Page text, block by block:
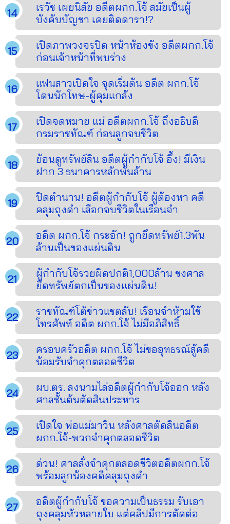
เรวัช เผยนิสัย อดีตผกก.โจ้ สมัยเป็นผู้
บังคับบัญชา เคยติดดารา!?
เปิดภาพวงจรปิด หน้าห้องขัง อดีตผกก.โจ้
ก่อนเจ้าหน้าที่พบร่าง
แฟนสาวเปิดใจ จุดเริ่มต้น อดีต ผกก.โจ้
โดนนักโทษ-ผู้คุมแกล้ง
เปิดจดหมาย แม่ อดีตผกก.โจ้ ถึงอธิบดี
กรมราชทัณฑ์ ก่อนลูกจบชีวิต
ย้อนดูทรัพย์สิน อดีตผู้กำกับโจ้ อึ้ง! มีเงิน
ฝาก 3 ธนาคารหลักพันล้าน
ปิดตำนาน! อดีตผู้กำกับโจ้ ผู้ต้องหา คดี
คลุมถุงดำ เลือกจบชีวิตในเรือนจำ
อดีต ผกก.โจ้ กระอัก! ถูกยึดทรัพย์1.3พัน
ล้านเป็นของแผ่นดิน
ผู้กำกับโจ้รวยผิดปกติ1,000ล้าน ชงศาล
ยึดทรัพย์ตกเป็นของแผ่นดิน!
ราชทัณฑ์โต้ข่าวแชตลับ! เรือนจำห้ามใช้
โทรศัพท์ อดีต ผกก.โจ้ ไม่มีอภิสิทธิ์
ครอบครัวอดีต ผกก.โจ้ ไม่ขออุทธรณ์สู้คดี
น้อมรับจำคุกตลอดชีวิต
ผบ.ตร. ลงนามไล่อดีตผู้กำกับโจ้ออก หลัง
ศาลชั้นต้นตัดสินประหาร
เปิดใจ พ่อแม่มาวิน หลังศาลตัดสินอดีต
ผกก.โจ้-พวกจำคุกตลอดชีวิต
ด่วน! ศาลสั่งจำคุกตลอดชีวิตอดีตผกก.โจ้
พร้อมลูกน้องคดีคลุมถุงดำ
อดีตผู้กำกับโจ้ ขอความเป็นธรรม รับเอา
ถุงคลุมหัวหลายใบ แต่คลิปมีการตัดต่อ